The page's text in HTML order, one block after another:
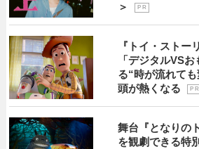
＞
P R
『トイ・スト
「デジタルVS
る“時が流れて
頭が熱くなる
P R
舞台『となりの
を観劇できる特